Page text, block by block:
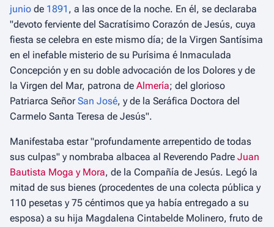
junio de 1891 , a las once de la noche. En él, se declaraba
"devoto ferviente del Sacratísimo Corazón de Jesús, cuya
fiesta se celebra en este mismo día; de la Virgen Santísima
en el inefable misterio de su Purísima é Inmaculada
Concepción y en su doble advocación de los Dolores y de
la Virgen del Mar, patrona de Almería; del glorioso
Patriarca SeñorSan José, y de la Seráfica Doctora del
Carmelo Santa Teresa de Jesús".
Manifestaba estar"profundamente arrepentido de todas
sus culpas" y nombraba albacea al Reverendo Padre Juan
Bautista Moga y Mora, de la Compañía de Jesús. Legó la
mitad de sus bienes (procedentes de una colecta pública y
110 pesetas y 75 céntimos que ya había entregado a su
esposa) a su hija Magdalena Cintabelde Molinero, fruto de